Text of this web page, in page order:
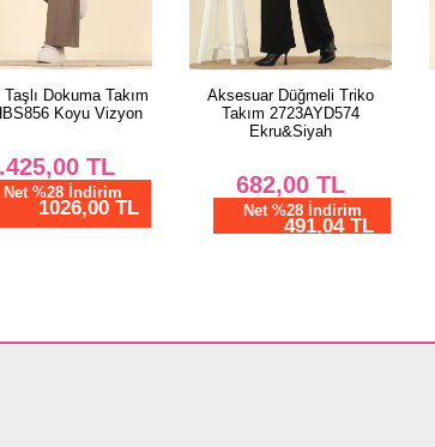
Düğmeli Triko
2723AYD574
TL
Net %28 İndirim
491,04 TL
Arma Detaylı Burgu Hırka
200BO429 Laci
Net %28 İndirim
315,00 TL